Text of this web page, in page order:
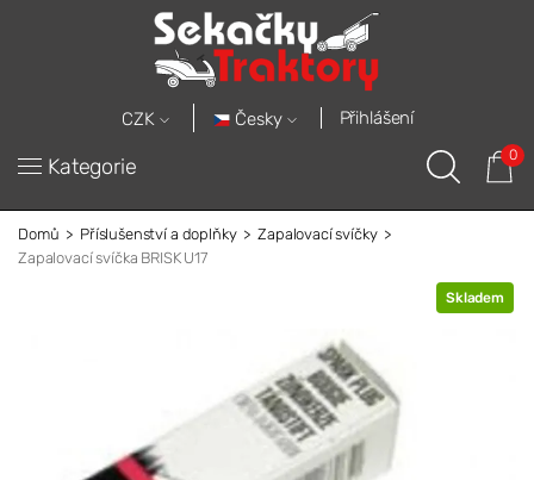
CZK Česky Přihlášení
Kategorie 0
Domů Příslušenství a doplňky
Zapalovací svíčky
Zapalovací svíčka BRISK U17
Skladem